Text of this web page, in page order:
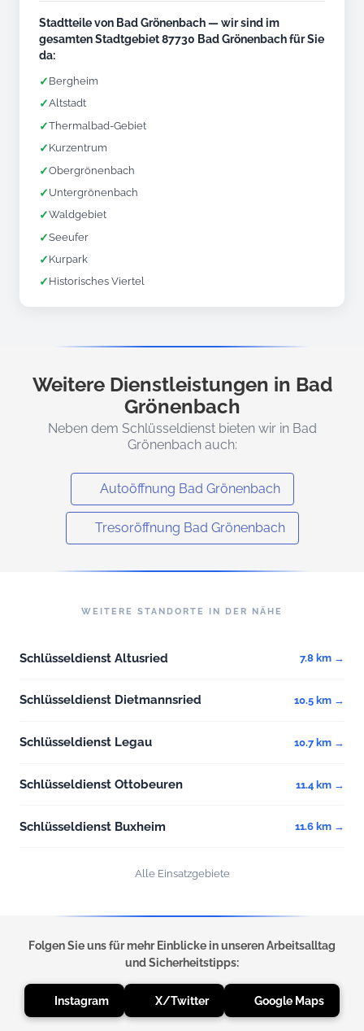
Stadtteile von Bad Grönenbach — wir sind im
gesamten Stadtgebiet 87730 Bad Grönenbach für Sie
da:
✓ Bergheim
✓Altstadt
✓Thermalbad-Gebiet
✓ Kurzentrum
✓Obergrönenbach
✓ Untergrönenbach
✓Waldgebiet
✓Seeufer
✓ Kurpark
✓ Historisches Viertel
Weitere Dienstleistungen in Bad
Grönenbach
Neben dem Schlüsseldienst bieten wir in Bad
Grönenbach auch:
Autoöffnung Bad Grönenbach
Tresoröffnung Bad Grönenbach
WEITERE STANDORTE IN DER NÄHE
Schlüsseldienst Altusried 7.8 km →
Schlüsseldienst Dietmannsried 10.5 km →
Schlüsseldienst Legau 10.7 km →
Schlüsseldienst Ottobeuren 11.4 km →
Schlüsseldienst Buxheim 11.6 km →
Alle Einsatzgebiete
Folgen Sie uns für mehr Einblicke in unseren Arbeitsalltag
und Sicherheitstipps:
Instagram X/Twitter Google Maps